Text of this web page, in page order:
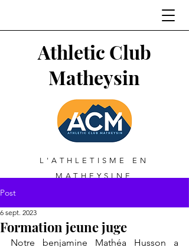
Athletic Club
Matheysin
L'ATHLETISME EN
MATHEYSINE
Post
Formation jeune juge
6 sept. 2023
Notre benjamine Mathéa Husson a